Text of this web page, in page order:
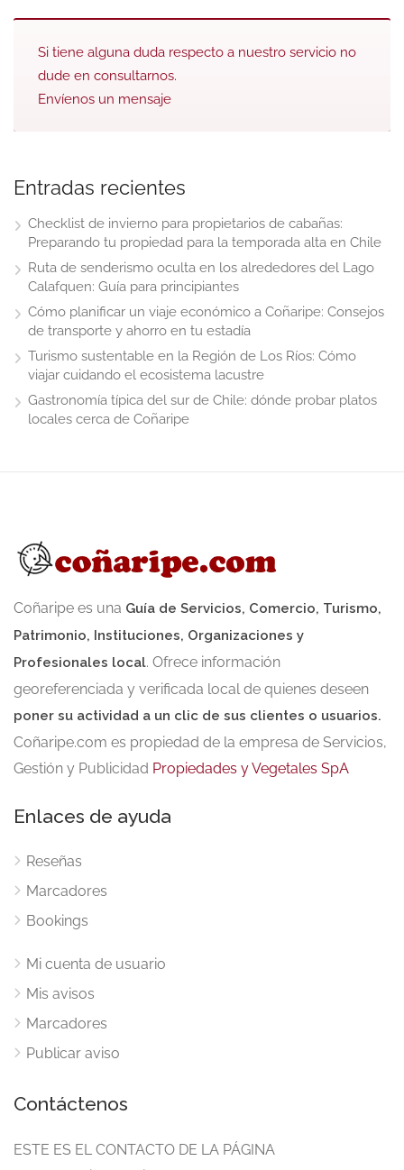
Si tiene alguna duda respecto a nuestro servicio no
dude en consultarnos.
Envíenos un mensaje
Entradas recientes
Checklist de invierno para propietarios de cabañas:
Preparando tu propiedad para la temporada alta en Chile
Ruta de senderismo oculta en los alrededores del Lago
Calafquen: Guía para principiantes
Cómo planificar un viaje económico a Coñaripe: Consejos
de transporte y ahorro en tu estadía
Turismo sustentable en la Región de Los Ríos: Cómo
viajar cuidando el ecosistema lacustre
Gastronomía típica del sur de Chile: dónde probar platos
locales cerca de Coñaripe
Coñaripe es una Guía de Servicios, Comercio, Turismo,
Patrimonio, Instituciones, Organizaciones y
Profesionales local. Ofrece información
georeferenciada y verificada local de quienes deseen
poner su actividad a un clic de sus clientes o usuarios.
Coñaripe.com es propiedad de la empresa de Servicios,
Gestión y Publicidad Propiedades y Vegetales SpA
Enlaces de ayuda
Reseñas
Marcadores
Bookings
Mi cuenta de usuario
Mis avisos
Marcadores
Publicar aviso
Contáctenos
ESTE ES EL CONTACTO DE LA PÁGINA